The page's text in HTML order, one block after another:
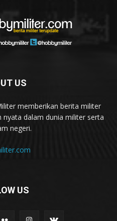
US
memberikan berita militer
nyata dalam dunia militer serta
negeri.
US